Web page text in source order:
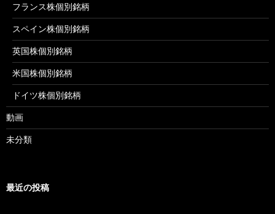
フランス株個別銘柄
スペイン株個別銘柄
英国株個別銘柄
米国株個別銘柄
ドイツ株個別銘柄
動画
未分類
最近の投稿